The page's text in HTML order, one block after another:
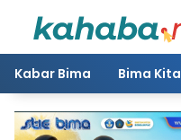
Kabar Bima Bima Kita